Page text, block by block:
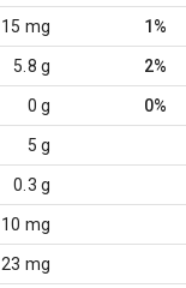
15 mg 1%
5.8 g 2%
0 g 0%
5 g
0.3 g
10 mg
23 mg